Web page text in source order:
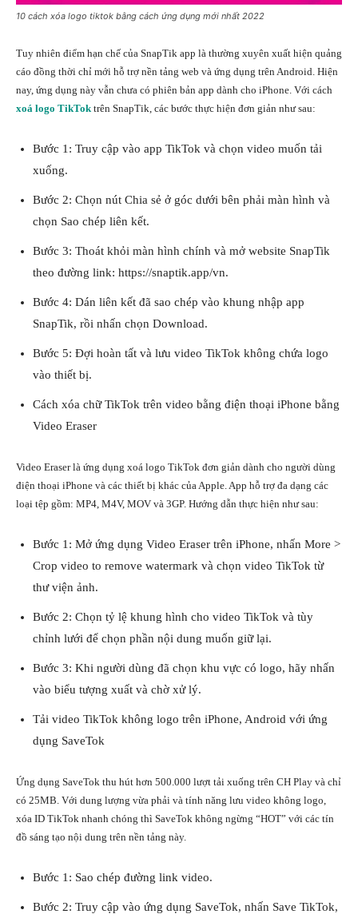
10 cách xóa logo tiktok bằng cách ứng dụng mới nhất 2022
Tuy nhiên điểm hạn chế của SnapTik app là thường xuyên xuất hiện quảng
cáo đồng thời chỉ mới hỗ trợ nền tảng web và ứng dụng trên Android. Hiện
nay, ứng dụng này vẫn chưa có phiên bản app dành cho iPhone. Với cách
xoá logo TikTok trên SnapTik, các bước thực hiện đơn giản như sau:
Bước 1: Truy cập vào app TikTok và chọn video muốn tải
xuống.
Bước 2: Chọn nút Chia sẻ ở góc dưới bên phải màn hình và
chọn Sao chép liên kết.
Bước 3: Thoát khỏi màn hình chính và mở website SnapTik
theo đường link: https://snaptik.app/vn.
Bước 4: Dán liên kết đã sao chép vào khung nhập app
SnapTik, rồi nhấn chọn Download.
Bước 5: Đợi hoàn tất và lưu video TikTok không chứa logo
vào thiết bị.
Cách xóa chữ TikTok trên video bằng điện thoại iPhone bằng
Video Eraser
Video Eraser là ứng dụng xoá logo TikTok đơn giản dành cho người dùng
điện thoại iPhone và các thiết bị khác của Apple . App hỗ trợ đa dạng các
loại tệp gồm: MP4, M4V, MOV và 3GP. Hướng dẫn thực hiện như sau:
Bước 1: Mở ứng dụng Video Eraser trên iPhone, nhấn More >
Crop video to remove watermark và chọn video TikTok từ
thư viện ảnh.
Bước 2: Chọn tỷ lệ khung hình cho video TikTok và tùy
chỉnh lưới để chọn phần nội dung muốn giữ lại.
Bước 3: Khi người dùng đã chọn khu vực có logo, hãy nhấn
vào biểu tượng xuất và chờ xử lý.
Tải video TikTok không logo trên iPhone, Android với ứng
dụng SaveTok
Ứng dụng SaveTok thu hút hơn 500.000 lượt tải xuống trên CH Play và chỉ
có 25MB. Với dung lượng vừa phải và tính năng lưu video không logo,
xóa ID TikTok nhanh chóng thì SaveTok không ngừng “HOT” với các tín
đồ sáng tạo nội dung trên nền tảng này.
Bước 1: Sao chép đường link video.
Bước 2: Truy cập vào ứng dụng SaveTok, nhấn Save TikTok,